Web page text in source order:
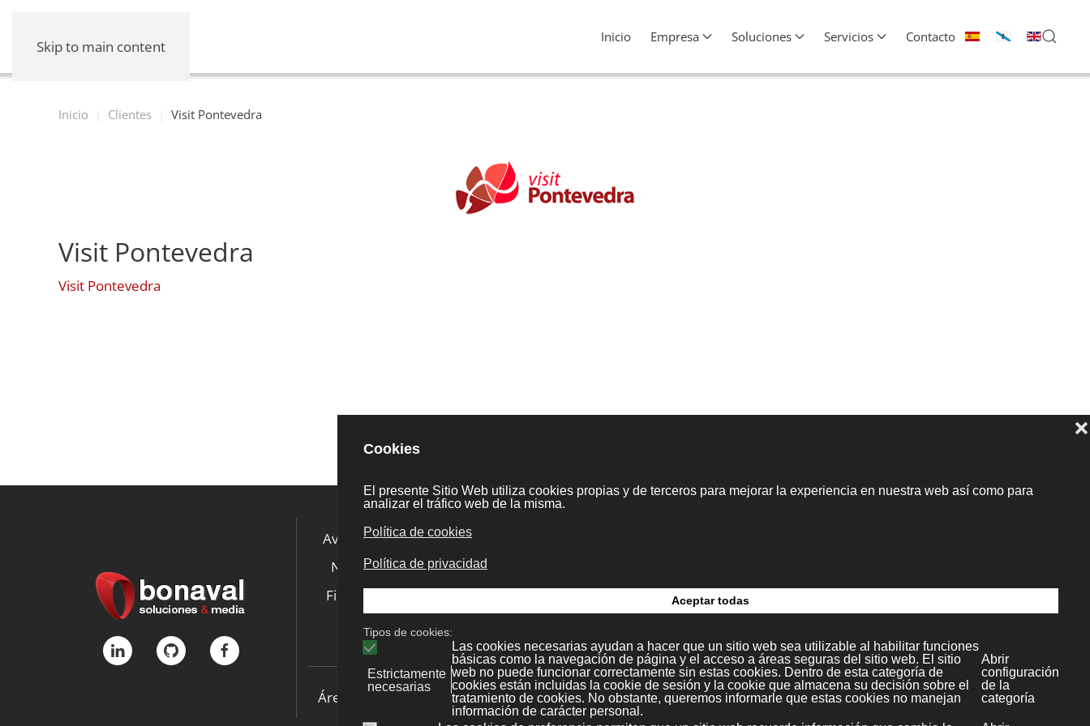
Skip to main content
Inicio Empresa Soluciones Servicios Contacto
Inicio Clientes Visit Pontevedra
Visit Pontevedra
Visit Pontevedra
Avenida Florida 9, 2º Ofic.4
Vigo 36.210
+34 986 447 532
Diseño y desarrollo:Bonaval Multimedia SLCopyright ©
Aviso legal
Noticias
File Store
KB
Kit Digital
Polícita de
Privacidad
Política de
Área privada Mapa web